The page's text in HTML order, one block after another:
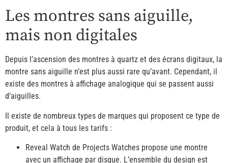
Les montres sans aiguille,
mais non digitales
Depuis l’ascension des montres à quartz et des écrans digitaux, la
montre sans aiguille n’est plus aussi rare qu’avant. Cependant, il
existe des montres à affichage analogique qui se passent aussi
d’aiguilles.
Il existe de nombreux types de marques qui proposent ce type de
produit, et cela à tous les tarifs :
Reveal Watch de Projects Watches propose une montre
avec un affichage par disque. L’ensemble du design est